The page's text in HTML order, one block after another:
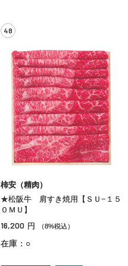
48
柿安（精肉）
★松阪牛 肩すき焼用【ＳＵ−１５
０ＭＵ】
16,200 円 （8%税込）
在庫：○